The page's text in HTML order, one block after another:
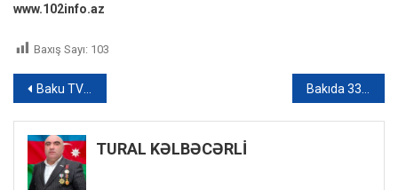
www.102info.az
Baxış Sayı: 103
Yazı
naviqasiyası
Baku TV əməkdaşı Ukraynadan xəbər verir: “Azərbaycanlı hərbçi döyüşlərdə həlak olub” – VİDEO
TURAL KƏLBƏCƏRLİ